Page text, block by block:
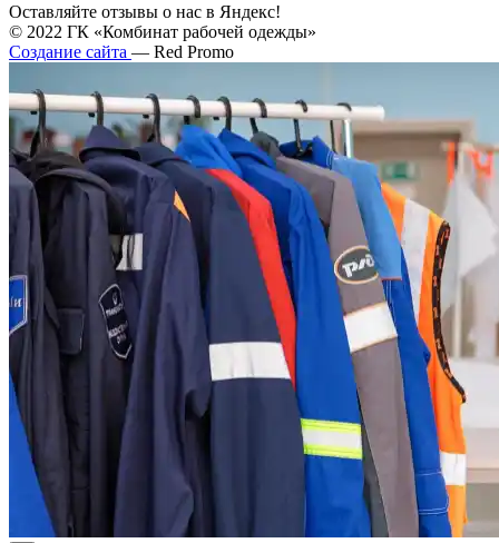
Оставляйте отзывы о нас в Яндекс!
© 2022 ГК «Комбинат рабочей одежды»
Создание сайта — Red Promo